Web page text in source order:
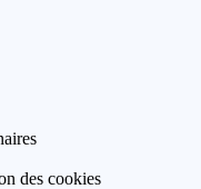
des cookies